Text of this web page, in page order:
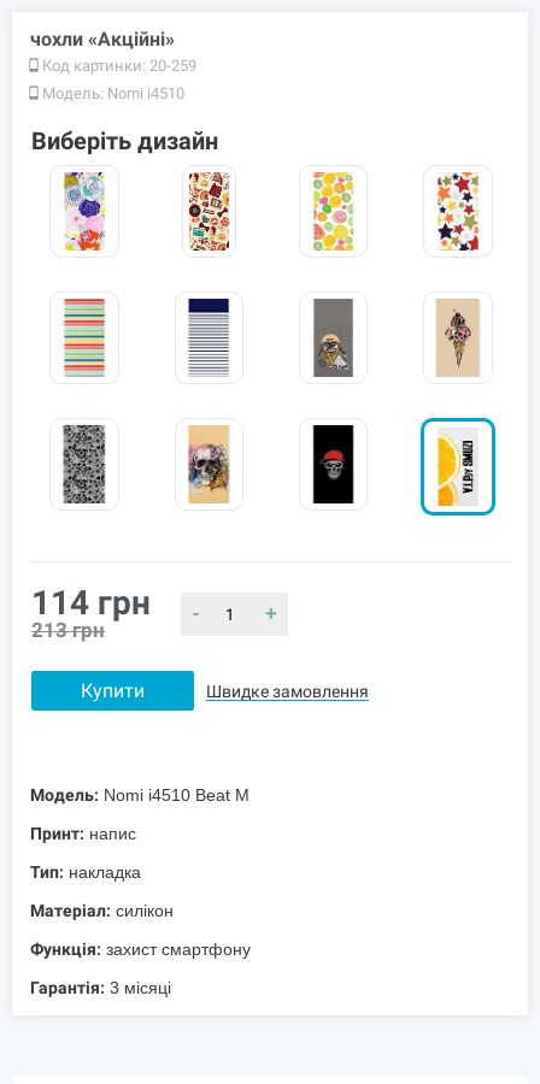
чохли «Акційні»
Код картинки: 20-259
Модель: Nomi i4510
Виберіть дизайн
114 грн
213 грн
- +
Купити Швидке замовлення
Модель: Nomi i4510 Beat M
Принт: напис
Тип: накладка
Матеріал: силікон
Функція: захист смартфону
Гарантія: 3 місяці